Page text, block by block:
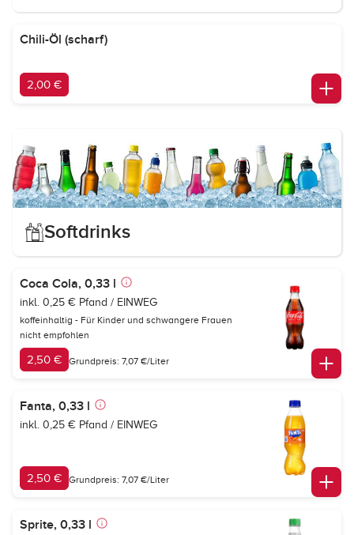
Chili-Öl (scharf)
2,00 €
Softdrinks
Coca Cola, 0,33 l
inkl. 0,25 € Pfand / EINWEG
koffeinhaltig - Für Kinder und schwangere Frauen
nicht empfohlen
2,50 € Grundpreis: 7,07 €/Liter
Fanta, 0,33 l
inkl. 0,25 € Pfand / EINWEG
2,50 € Grundpreis: 7,07 €/Liter
Sprite, 0,33 l